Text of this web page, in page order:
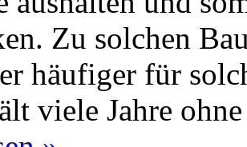
Zu solchen
häufiger für
viele Jahre